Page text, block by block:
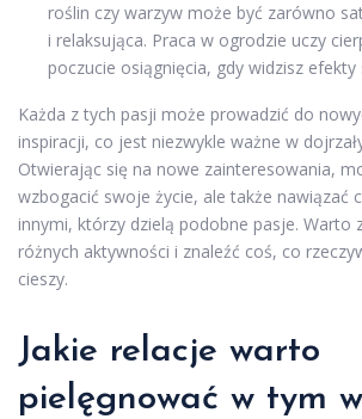
roślin czy warzyw może być zarówno
i relaksująca. Praca w ogrodzie uczy
poczucie osiągnięcia, gdy widzisz
Każda z tych pasji może prowadzić do
inspiracji, co jest niezwykle ważne w
Otwierając się na nowe zainteresowania,
wzbogacić swoje życie, ale także nawiązać
innymi, którzy dzielą podobne pasje. Warto
różnych aktywności i znaleźć coś, co
cieszy.
Jakie relacje warto
pielęgnować w tym